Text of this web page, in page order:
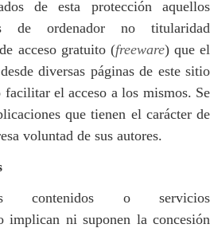
de esta protección aquellos
de ordenador no titularidad
acceso gratuito (freeware) que el
diversas páginas de este sitio
el acceso a los mismos. Se
que tienen el carácter de
voluntad de sus autores.
o servicios
implican ni suponen la concesión